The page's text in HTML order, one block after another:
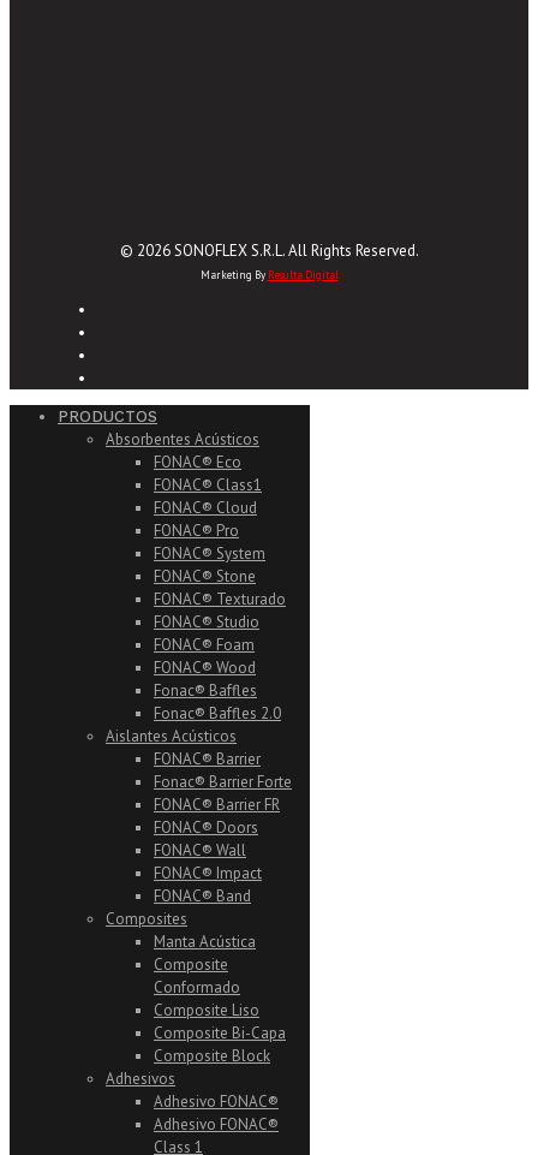
© 2026 SONOFLEX S.R.L. All Rights Reserved.
Marketing By Resulta Digital
PRODUCTOS
Absorbentes Acústicos
FONAC® Eco
FONAC® Class1
FONAC® Cloud
FONAC® Pro
FONAC® System
FONAC® Stone
FONAC® Texturado
FONAC® Studio
FONAC® Foam
FONAC® Wood
Fonac® Baffles
Fonac® Baffles 2.0
Aislantes Acústicos
FONAC® Barrier
Fonac® Barrier Forte
FONAC® Barrier FR
FONAC® Doors
FONAC® Wall
FONAC® Impact
FONAC® Band
Composites
Manta Acústica
Composite
Conformado
Composite Liso
Composite Bi-Capa
Composite Block
Adhesivos
Adhesivo FONAC®
Adhesivo FONAC®
Class 1